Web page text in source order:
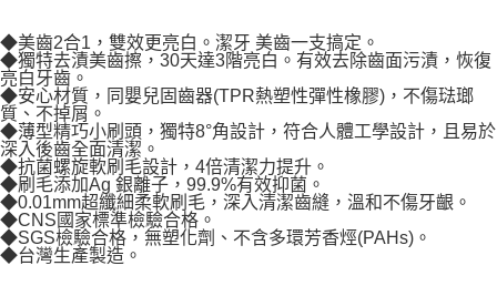
◆美齒2合1，雙效更亮白。潔牙 美齒一支搞定。
◆獨特去漬美齒擦，30天達3階亮白。有效去除齒面污漬，恢復
亮白牙齒。
◆安心材質，同嬰兒固齒器(TPR熱塑性彈性橡膠)，不傷琺瑯
質、不掉屑。
◆薄型精巧小刷頭，獨特8°角設計，符合人體工學設計，且易於
深入後齒全面清潔。
◆抗菌螺旋軟刷毛設計，4倍清潔力提升。
◆刷毛添加Ag 銀離子，99.9%有效抑菌。
◆0.01mm超纖細柔軟刷毛，深入清潔齒縫，溫和不傷牙齦。
◆CNS國家標準檢驗合格。
◆SGS檢驗合格，無塑化劑、不含多環芳香烴(PAHs)。
◆台灣生產製造。